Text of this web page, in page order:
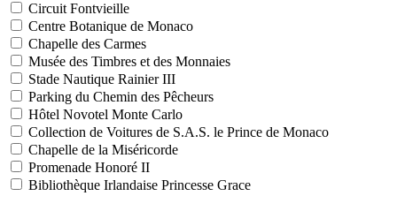
Circuit Fontvieille
Centre Botanique de Monaco
Chapelle des Carmes
Musée des Timbres et des Monnaies
Stade Nautique Rainier III
Parking du Chemin des Pêcheurs
Hôtel Novotel Monte Carlo
Collection de Voitures de S.A.S. le Prince de Monaco
Chapelle de la Miséricorde
Promenade Honoré II
Bibliothèque Irlandaise Princesse Grace